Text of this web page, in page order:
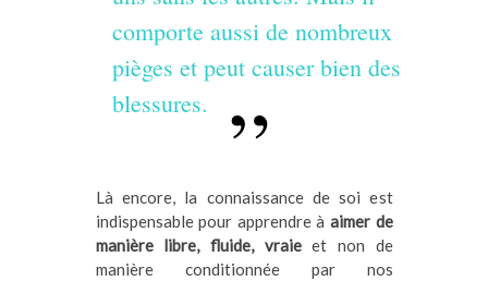
comporte aussi de nombreux
pièges et peut causer bien des
blessures.
Là encore, la connaissance de soi est
indispensable pour apprendre à aimer de
manière libre, fluide, vraieet non de
manière conditionnée par nos